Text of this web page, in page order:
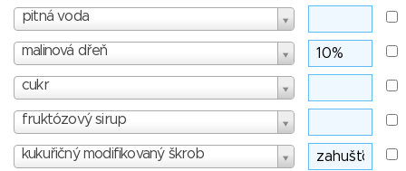
pitná voda
malinová dřeň
cukr
fruktózový sirup
kukuřičný modifikovaný škrob